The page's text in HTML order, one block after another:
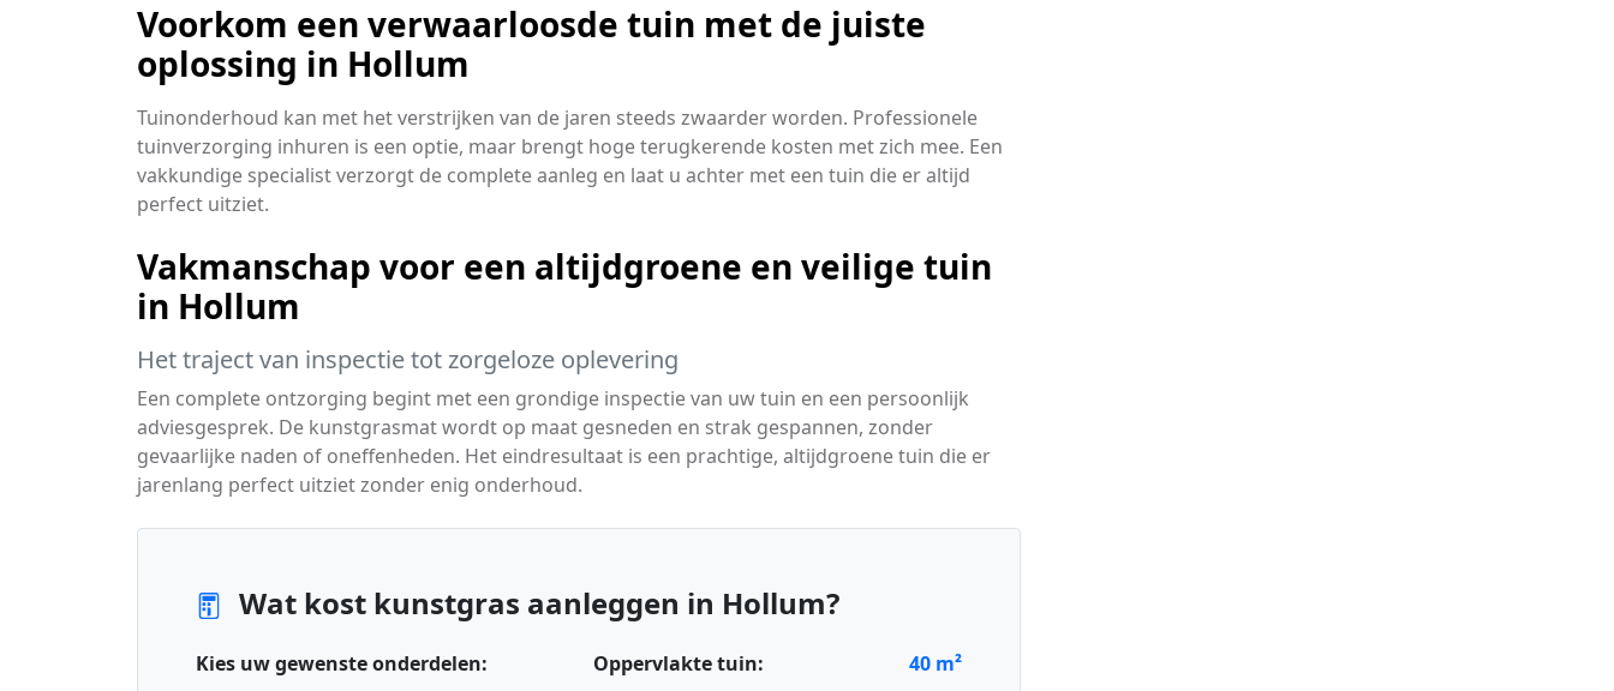
Voorkom een verwaarloosde tuin met de juiste
oplossing in Hollum
Tuinonderhoud kan met het verstrijken van de jaren steeds zwaarder worden. Professionele
tuinverzorging inhuren is een optie, maar brengt hoge terugkerende kosten met zich mee. Een
vakkundige specialist verzorgt de complete aanleg en laat u achter met een tuin die er altijd
perfect uitziet.
Vakmanschap voor een altijdgroene en veilige tuin
in Hollum
Het traject van inspectie tot zorgeloze oplevering
Een complete ontzorging begint met een grondige inspectie van uw tuin en een persoonlijk
adviesgesprek. De kunstgrasmat wordt op maat gesneden en strak gespannen, zonder
gevaarlijke naden of oneffenheden. Het eindresultaat is een prachtige, altijdgroene tuin die er
jarenlang perfect uitziet zonder enig onderhoud.
Wat kost kunstgras aanleggen in Hollum?
Kies uw gewenste onderdelen:
Oppervlakte tuin: 40 m²